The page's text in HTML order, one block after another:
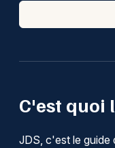
C'est quoi
JDS, c'est le guide